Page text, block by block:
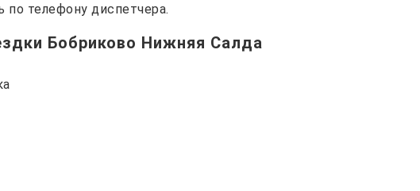
телефону диспетчера.
Бобриково Нижняя Салда